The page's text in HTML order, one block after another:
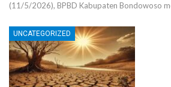
(11/5/2026), BPBD Kabupaten Bondowoso
UNCATEGORIZED